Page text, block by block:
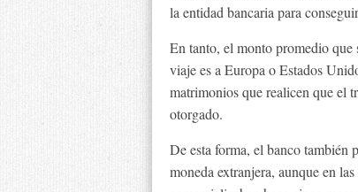
la entidad bancaria para
En tanto, el monto promedio que
viaje es a Europa o Estados
matrimonios que realicen que el
otorgado.
De esta forma, el banco también
moneda extranjera, aunque en